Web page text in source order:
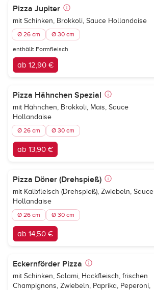
Pizza Jupiter
mit Schinken, Brokkoli, Sauce Hollandaise
Ø 26 cm Ø 30 cm
enthällt Formfleisch
ab 12,90 €
Pizza Hähnchen Spezial
mit Hähnchen, Brokkoli, Mais, Sauce
Hollandaise
Ø 26 cm Ø 30 cm
ab 13,90 €
Pizza Döner (Drehspieß)
mit Kalbfleisch (Drehspieß), Zwiebeln, Sauce
Hollandaise
Ø 26 cm Ø 30 cm
ab 14,50 €
Eckernförder Pizza
mit Schinken, Salami, Hackfleisch, frischen
Champignons, Zwiebeln, Paprika, Peperoni,